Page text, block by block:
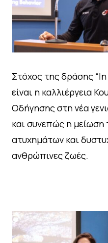
Στόχος της δράσης
είναι η καλλιέργεια
Οδήγησης στη νέα
και συνεπώς η
ατυχημάτων και
ανθρώπινες ζωές.